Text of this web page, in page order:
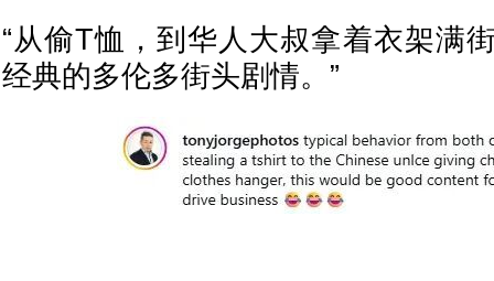
“从偷T恤，到华人大叔拿着衣架满
经典的多伦多街头剧情。”